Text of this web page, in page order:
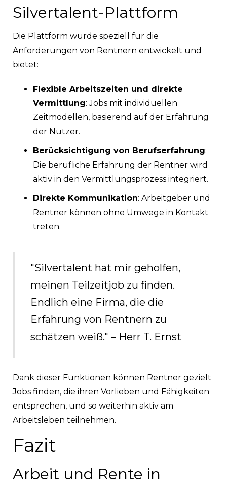
Silvertalent-Plattform
Die Plattform wurde speziell für die
Anforderungen von Rentnern entwickelt und
bietet:
Flexible Arbeitszeiten und direkte
Vermittlung: Jobs mit individuellen
Zeitmodellen, basierend auf der Erfahrung
der Nutzer.
Berücksichtigung von Berufserfahrung:
Die berufliche Erfahrung der Rentner wird
aktiv in den Vermittlungsprozess integriert.
Direkte Kommunikation: Arbeitgeber und
Rentner können ohne Umwege in Kontakt
treten.
"Silvertalent hat mir geholfen,
meinen Teilzeitjob zu finden.
Endlich eine Firma, die die
Erfahrung von Rentnern zu
schätzen weiß." – Herr T. Ernst
Dank dieser Funktionen können Rentner gezielt
Jobs finden, die ihren Vorlieben und Fähigkeiten
entsprechen, und so weiterhin aktiv am
Arbeitsleben teilnehmen.
Fazit
Arbeit und Rente in